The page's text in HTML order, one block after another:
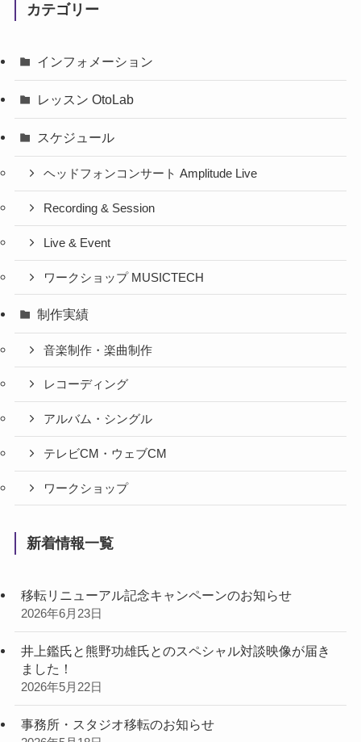
カテゴリー
インフォメーション
レッスン OtoLab
スケジュール
ヘッドフォンコンサート Amplitude Live
Recording & Session
Live & Event
ワークショップ MUSICTECH
制作実績
音楽制作・楽曲制作
レコーディング
アルバム・シングル
テレビCM・ウェブCM
ワークショップ
新着情報一覧
移転リニューアル記念キャンペーンのお知らせ
2026年6月23日
井上鑑氏と熊野功雄氏とのスペシャル対談映像が届き
ました！
2026年5月22日
事務所・スタジオ移転のお知らせ